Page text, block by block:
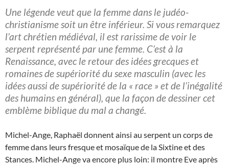
Une légende veut que la femme dans le judéo-
christianisme soit un être inférieur. Si vous remarquez
l’art chrétien médiéval, il est rarissime de voir le
serpent représenté par une femme. C’est à la
Renaissance, avec le retour des idées grecques et
romaines de supériorité du sexe masculin (avec les
idées aussi de supériorité de la « race » et de l’inégalité
des humains en général), que la façon de dessiner cet
emblème biblique du mal a changé.
Michel-Ange, Raphaël donnent ainsi au serpent un corps de
femme dans leurs fresque et mosaïque de la Sixtine et des
Stances. Michel-Ange va encore plus loin: il montre Eve après